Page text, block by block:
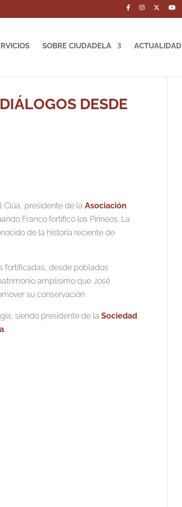
SOBRE CIUDADELA ACTUALIDAD
DESDE
Clúa, presidente de laAsociación
Franco fortificó los Pirineos. La
de la historia reciente de
fortificadas, desde poblados
amplísimo que José
su conservación.
siendo presidente de laSociedad
.